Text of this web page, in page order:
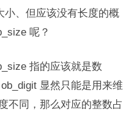
小、但应该没有长度的概
呢？
指的应该就是数
显然只能是用来维
不同，那么对应的整数占